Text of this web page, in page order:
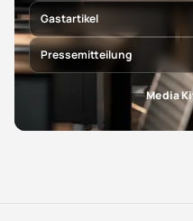
Gastartikel
Pressemitteilung
Media